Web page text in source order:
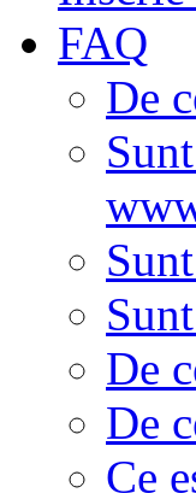
FAQ
De
De
De
Ce